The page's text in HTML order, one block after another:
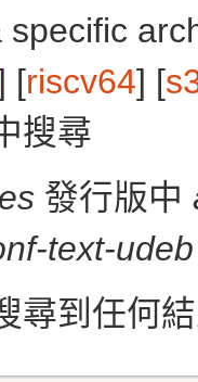
[riscv64] [
搜尋
發行版中
text-udeb
尋到任何